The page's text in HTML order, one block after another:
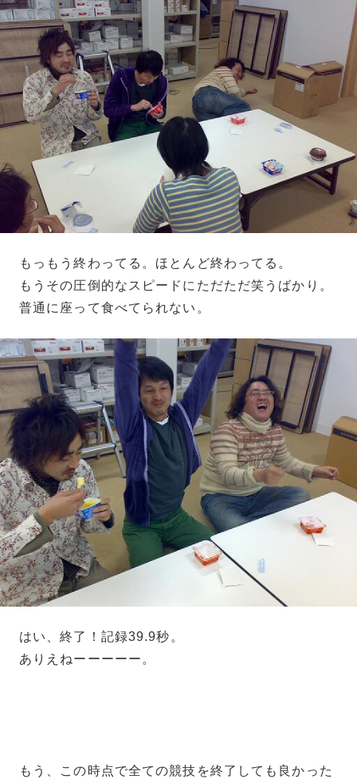
もっもう終わってる。ほとんど終わってる。
もうその圧倒的なスピードにただただ笑うばかり。
普通に座って食べてられない。
はい、終了！記録39.9秒。
ありえねーーーーー。
もう、この時点で全ての競技を終了しても良かった